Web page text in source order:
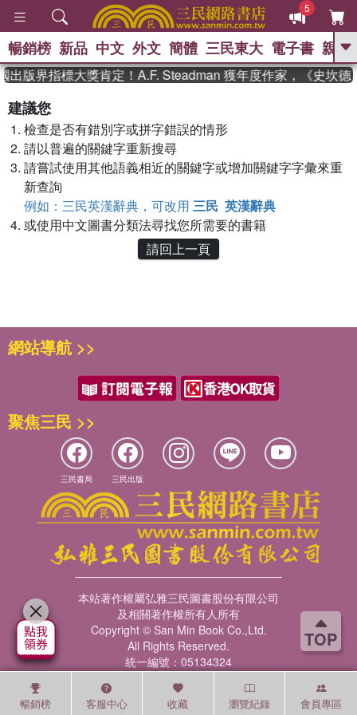
TOP
5
GO
繡 、 暑期推薦
李登輝時代
、 偉大的迷走神經 、 如果歷史是一
、
暢銷榜 新品 中文 外文 簡體 三民東大 電子書 親子
出版界指標大獎肯定！A.F. Steadman 獲年度作家，《史坎德
建議您
檢查是否有錯別字或拼字錯誤的情形
請以普遍的關鍵字重新搜尋
請嘗試使用其他語義相近的關鍵字或增加關鍵字字彙來重
新查詢
例如：三民英漢辭典，可改用 三民 英漢辭典
或使用中文圖書分類法尋找您所需要的書籍
請回上一頁
暢銷榜 客服中心 收藏 瀏覽紀錄 會員專區
網站導航 >>
聚焦三民 >>
三民書局 三民出版
本站著作權屬弘雅三民圖書股份有限公司
及相關著作權所有人所有
Copyright © San Min Book Co.,Ltd.
All Rights Reserved.
統一編號：05134324